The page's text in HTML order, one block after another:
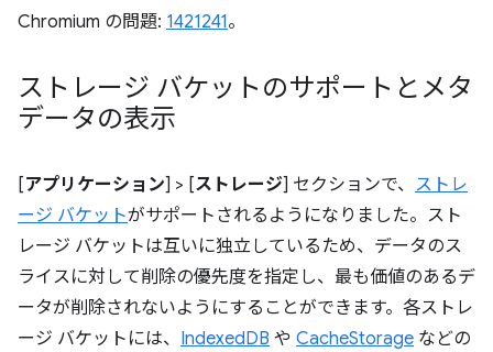
Chromium の問題: 1421241。
ストレージ バケットのサポートとメタ
データの表示
[アプリケーション] > [ストレージ] セクションで、 ストレ
ージ バケットがサポートされるようになりました。スト
レージ バケットは互いに独立しているため、データのス
ライスに対して削除の優先度を指定し、最も価値のあるデ
ータが削除されないようにすることができます。各ストレ
ージ バケットには、 IndexedDB や CacheStorage などの